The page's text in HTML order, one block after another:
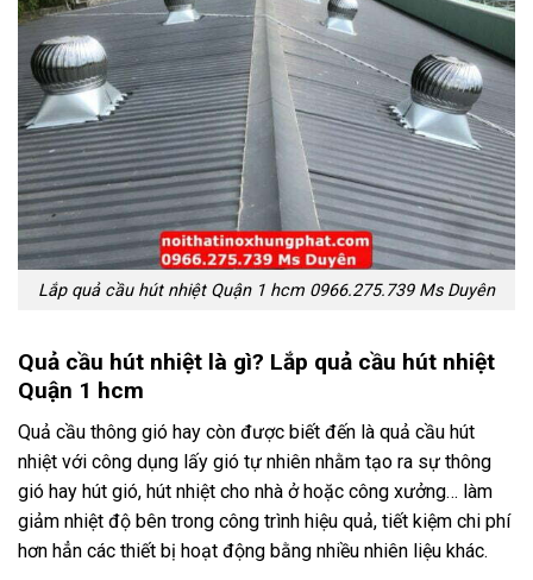
Lắp quả cầu hút nhiệt Quận 1 hcm 0966.275.739 Ms Duyên
Quả cầu hút nhiệt là gì? Lắp quả cầu hút nhiệt
Quận 1 hcm
Quả cầu thông gió hay còn được biết đến là quả cầu hút
nhiệt với công dụng lấy gió tự nhiên nhằm tạo ra sự thông
gió hay hút gió, hút nhiệt cho nhà ở hoặc công xưởng… làm
giảm nhiệt độ bên trong công trình hiệu quả, tiết kiệm chi phí
hơn hẳn các thiết bị hoạt động bằng nhiều nhiên liệu khác.